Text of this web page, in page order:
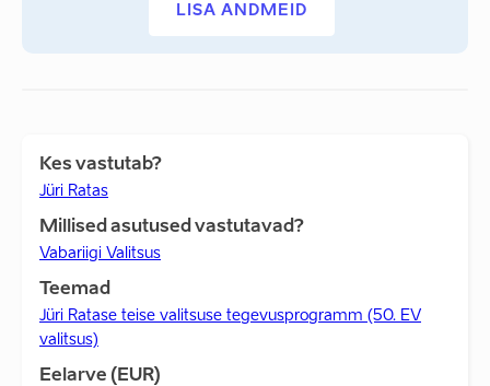
LISA ANDMEID
Kes vastutab?
Jüri Ratas
Millised asutused vastutavad?
Vabariigi Valitsus
Teemad
Jüri Ratase teise valitsuse tegevusprogramm (50. EV
valitsus)
Eelarve (EUR)